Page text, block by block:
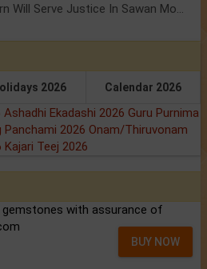
Shanivar Vrat 2026: Saturn Will Serve Justice In Sawan Month!
2026 Calendar 2026
Ashadhi Ekadashi 2026 Guru Purnima
Panchami 2026 Onam/Thiruvonam
Kajari Teej 2026
gemstones with assurance of
BUY NOW